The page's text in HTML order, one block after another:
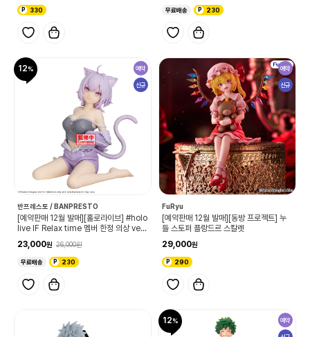
330 무료배송 230
12 예약
신규
반프레스토 / BANPRESTO
[예약판매 12월 발매][홀로라이브] #holo
live IF Relax time 멤버 한정 의상 ver.
23,000 26,000
무료배송 230
예약
신규
FuRyu
[예약판매 12월 발매][동방 프로젝트] 누
들 스토퍼 플랑드르 스칼렛
29,000
290
12 예약